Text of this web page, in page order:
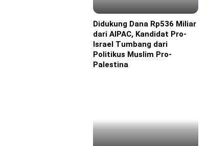
Eropa
Didukung Dana Rp536 Miliar
dari AIPAC, Kandidat Pro-
Israel Tumbang dari
Politikus Muslim Pro-
Palestina